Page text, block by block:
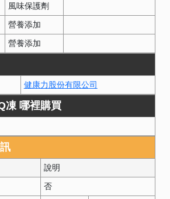
風味保護劑
營養添加
營養添加
健康力股份有限公司
凍 哪裡購買
說明
否